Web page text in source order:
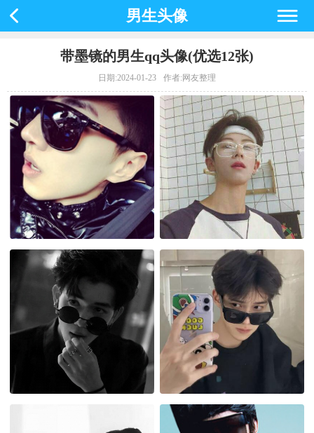
男生头像
带墨镜的男生qq头像(优选12张)
日期:2024-01-23 作者:网友整理